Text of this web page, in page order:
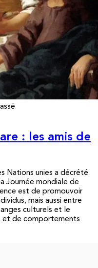
: les amis de
Nations unies a décrété
Journée mondiale de
est de promouvoir
mais aussi entre
culturels et le
et de comportements